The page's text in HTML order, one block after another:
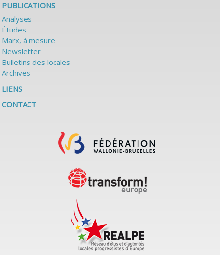
PUBLICATIONS
Analyses
Études
Marx, à mesure
Newsletter
Bulletins des locales
Archives
LIENS
CONTACT